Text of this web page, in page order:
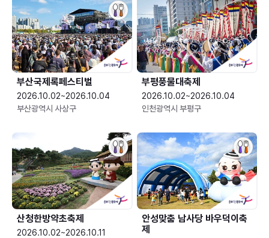
부산국제록페스티벌
2026.10.02~2026.10.04
부산광역시 사상구
부평풍물대축제
2026.10.02~2026.10.04
인천광역시 부평구
산청한방약초축제
2026.10.02~2026.10.11
안성맞춤 남사당 바우덕이축
제